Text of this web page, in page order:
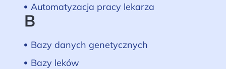
Automatyzacja pracy lekarza
B
Bazy danych genetycznych
Bazy leków